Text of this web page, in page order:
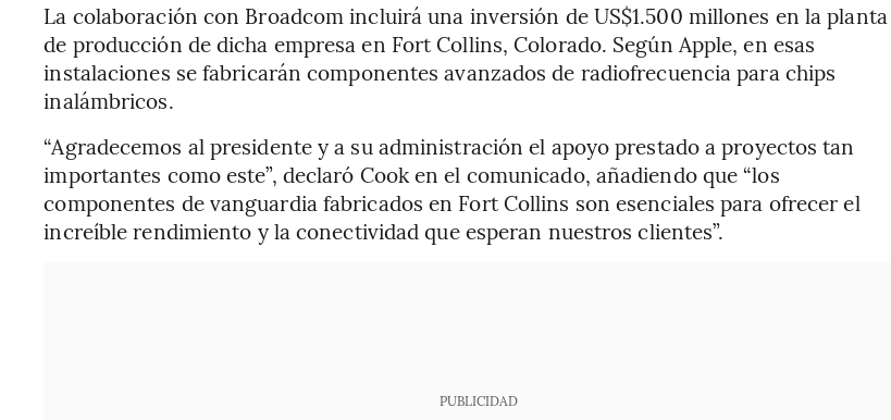
La colaboración con Broadcom incluirá una inversión de US$1.500 millones en la planta
de producción de dicha empresa en Fort Collins, Colorado. Según Apple, en esas
instalaciones se fabricarán componentes avanzados de radiofrecuencia para chips
inalámbricos.
“Agradecemos al presidente y a su administración el apoyo prestado a proyectos tan
importantes como este”, declaró Cook en el comunicado, añadiendo que “los
componentes de vanguardia fabricados en Fort Collins son esenciales para ofrecer el
increíble rendimiento y la conectividad que esperan nuestros clientes”.
PUBLICIDAD